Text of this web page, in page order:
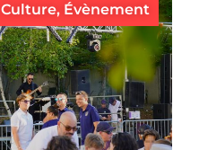
Culture, Évènement